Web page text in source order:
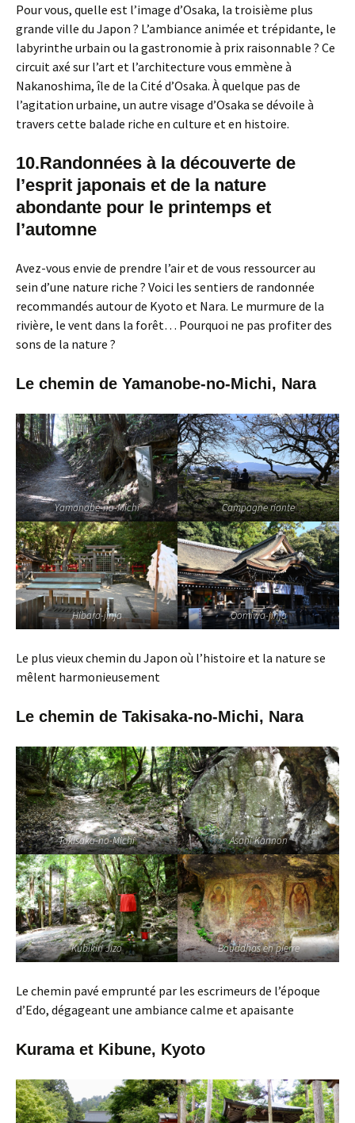
Pour vous, quelle est l’image d’Osaka, la troisième plus
grande ville du Japon ? L’ambiance animée et trépidante, le
labyrinthe urbain ou la gastronomie à prix raisonnable ? Ce
circuit axé sur l’art et l’architecture vous emmène à
Nakanoshima, île de la Cité d’Osaka. À quelque pas de
l’agitation urbaine, un autre visage d’Osaka se dévoile à
travers cette balade riche en culture et en histoire.
10.Randonnées à la découverte de
l’esprit japonais et de la nature
abondante pour le printemps et
l’automne
Avez-vous envie de prendre l’air et de vous ressourcer au
sein d’une nature riche ? Voici les sentiers de randonnée
recommandés autour de Kyoto et Nara. Le murmure de la
rivière, le vent dans la forêt… Pourquoi ne pas profiter des
sons de la nature ?
Le chemin de Yamanobe-no-Michi, Nara
Yamanobe-no-Michi Campagne riante
Hibara-jinja Oomiwa-jinja
Le plus vieux chemin du Japon où l’histoire et la nature se
mêlent harmonieusement
Le chemin de Takisaka-no-Michi, Nara
Takisaka-no-Michi Asahi Kannon
Kubikiri Jizo Bouddhas en pierre
Le chemin pavé emprunté par les escrimeurs de l’époque
d’Edo, dégageant une ambiance calme et apaisante
Kurama et Kibune, Kyoto